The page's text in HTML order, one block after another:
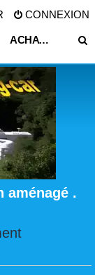
CONNEXION
ACHAT.VENTE.LOCATION.ECHANGE.ACCESSOIRE
aménagé .